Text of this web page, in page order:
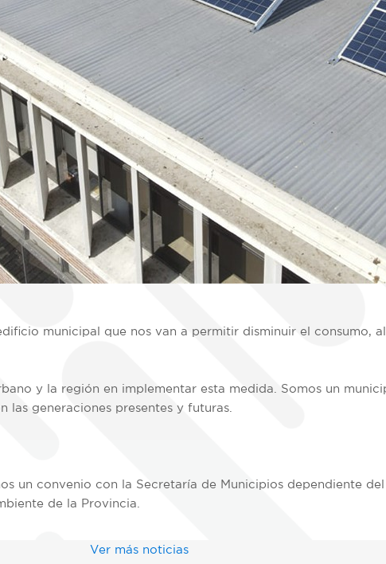
municipal que nos van a permitir disminuir el consumo,
y la región en implementar esta medida. Somos un
generaciones presentes y futuras.
un convenio con la Secretaría de Municipios dependiente
de la Provincia.
Ver más noticias